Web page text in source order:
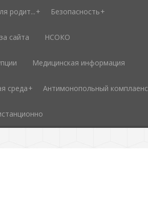
родит... Безопасность
сайта НСОКО
Медицинская информация
среда Антимонопольный комплаенс